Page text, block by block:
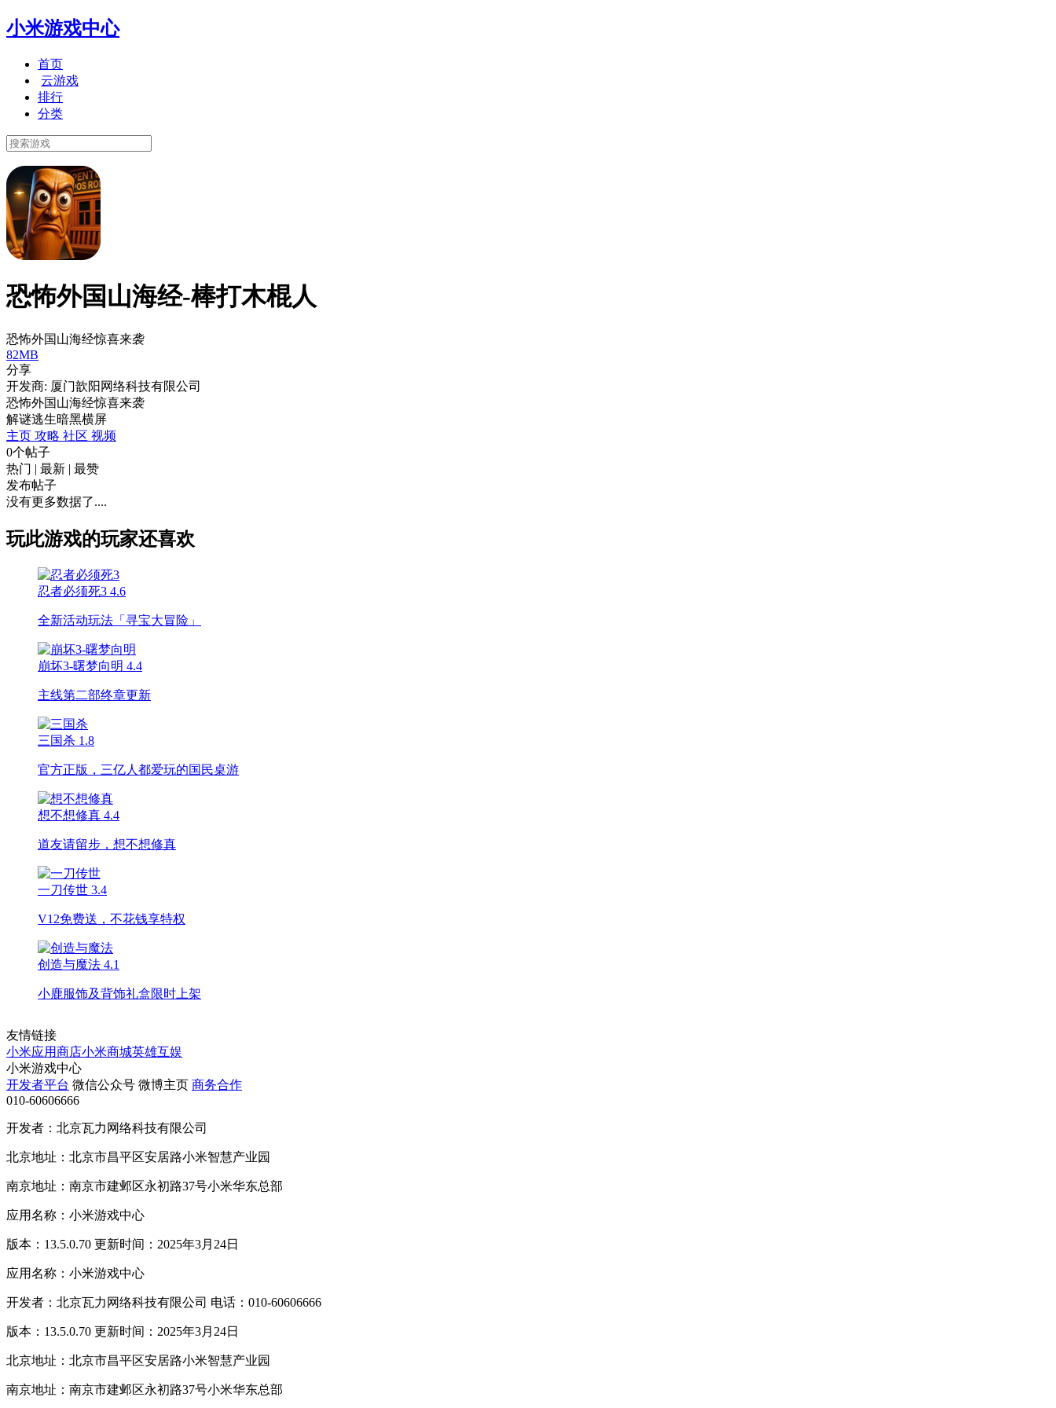
小米游戏中心
首页
云游戏
排行
分类
恐怖外国山海经-棒打木棍人
恐怖外国山海经惊喜来袭
82MB
分享
开发商: 厦门歆阳网络科技有限公司
恐怖外国山海经惊喜来袭
解谜逃生暗黑横屏
主页 攻略 社区 视频
0个帖子
热门 | 最新 | 最赞
发布帖子
没有更多数据了....
玩此游戏的玩家还喜欢
忍者必须死3 4.6
全新活动玩法「寻宝大冒险」
崩坏3-曙梦向明 4.4
主线第二部终章更新
三国杀 1.8
官方正版，三亿人都爱玩的国民桌游
想不想修真 4.4
道友请留步，想不想修真
一刀传世 3.4
V12免费送，不花钱享特权
创造与魔法 4.1
小鹿服饰及背饰礼盒限时上架
友情链接
小米应用商店小米商城英雄互娱
小米游戏中心
开发者平台 微信公众号 微博主页 商务合作
010-60606666
开发者：北京瓦力网络科技有限公司
北京地址：北京市昌平区安居路小米智慧产业园
南京地址：南京市建邺区永初路37号小米华东总部
应用名称：小米游戏中心
版本：13.5.0.70 更新时间：2025年3月24日
应用名称：小米游戏中心
开发者：北京瓦力网络科技有限公司 电话：010-60606666
版本：13.5.0.70 更新时间：2025年3月24日
北京地址：北京市昌平区安居路小米智慧产业园
南京地址：南京市建邺区永初路37号小米华东总部